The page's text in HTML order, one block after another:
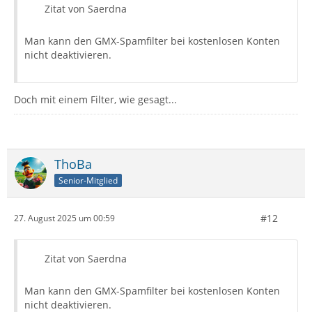
Zitat von Saerdna
Man kann den GMX-Spamfilter bei kostenlosen Konten
nicht deaktivieren.
Doch mit einem Filter, wie gesagt...
ThoBa
Senior-Mitglied
27. August 2025 um 00:59 #12
Zitat von Saerdna
Man kann den GMX-Spamfilter bei kostenlosen Konten
nicht deaktivieren.